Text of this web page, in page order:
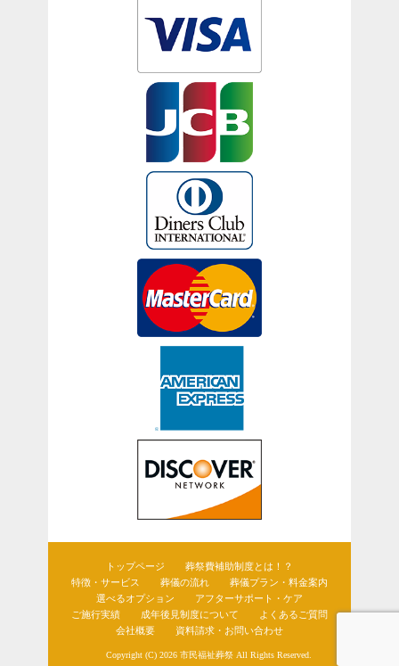
トップページ
葬祭費補助制度とは！？
特徴・サービス
葬儀の流れ
葬儀プラン・料金案内
選べるオプション
アフターサポート・ケア
ご施行実績
成年後見制度について
よくあるご質問
会社概要
資料請求・お問い合わせ
Copyright (C) 2026 市民福祉葬祭All Rights Reserved.